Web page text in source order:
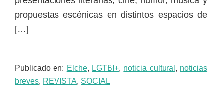
propuestas escénicas en distintos espacios de
[…]
Publicado en: Elche, LGTBI+, noticia cultural , noticias
breves, REVISTA, SOCIAL